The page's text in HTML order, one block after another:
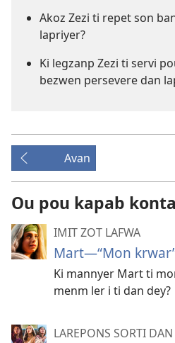
Akoz Zezi ti repet son
lapriyer?
Ki legzanp Zezi ti servi
bezwen persevere dan
Avan
Ou pou kapab
IMIT ZOT LAFWA
Mart—“Mon
Ki mannyer Mart ti
menm ler i ti dan dey?
LAREPONS SORTI